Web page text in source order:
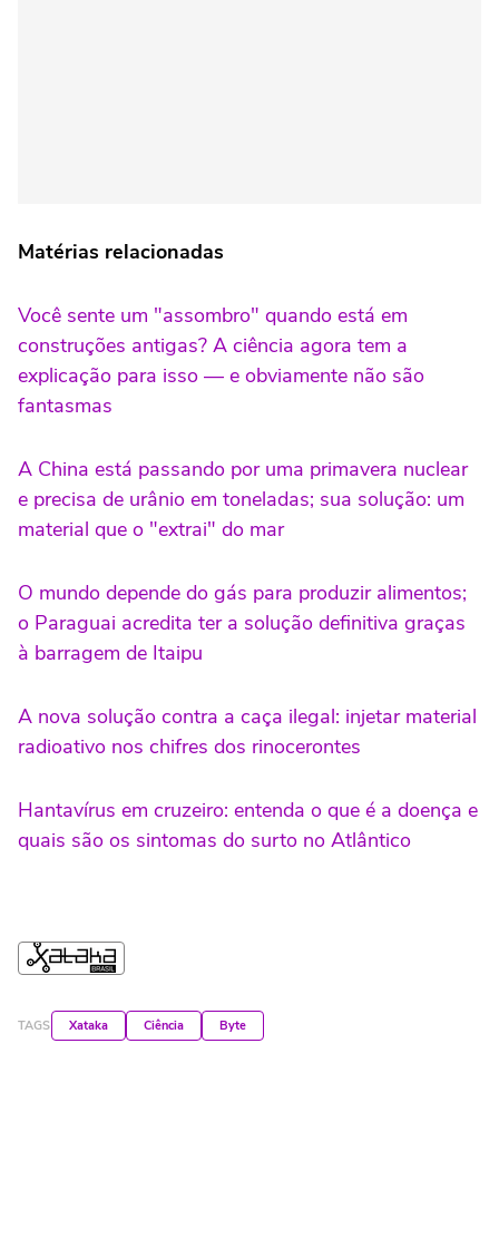
Matérias relacionadas
Você sente um "assombro" quando está em
construções antigas? A ciência agora tem a
explicação para isso — e obviamente não são
fantasmas
A China está passando por uma primavera nuclear
e precisa de urânio em toneladas; sua solução: um
material que o "extrai" do mar
O mundo depende do gás para produzir alimentos;
o Paraguai acredita ter a solução definitiva graças
à barragem de Itaipu
A nova solução contra a caça ilegal: injetar material
radioativo nos chifres dos rinocerontes
Hantavírus em cruzeiro: entenda o que é a doença e
quais são os sintomas do surto no Atlântico
TAGS Xataka Ciência Byte